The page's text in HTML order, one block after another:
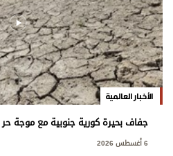
الأخبار العالمية
جفاف بحيرة كورية جنوبية مع موجة
6 أغسطس 2026